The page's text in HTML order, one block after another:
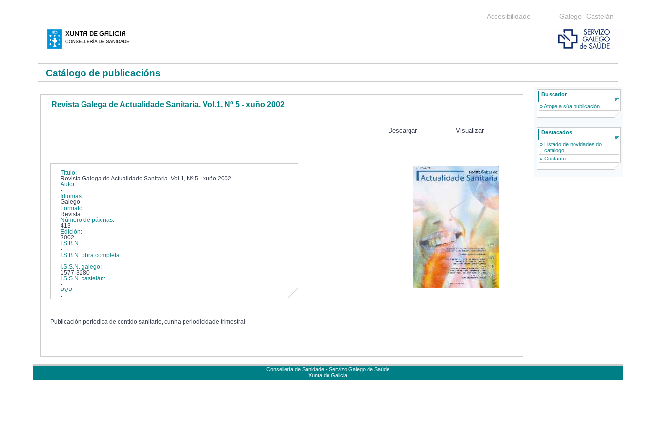
Accesibilidade Galego Castelán
Catálogo de publicacións
Revista Galega de Actualidade Sanitaria. Vol.1, Nº 5 - xuño 2002
Visualizar
Descargar
Título:
Revista Galega de Actualidade Sanitaria. Vol.1, Nº 5 - xuño 2002
Autor:
-
Idiomas:
Galego
Formato:
Revista
Número de páxinas:
413
Edición:
2002
I.S.B.N.:
-
I.S.B.N. obra completa:
-
I.S.S.N. galego:
1577-3280
I.S.S.N. castelán:
-
PVP:
-
Publicación periódica de contido sanitario, cunha periodicidade trimestral
Buscador
» Atope a súa publicación
Destacados
» Listado de novidades do
catálogo
» Contacto
Consellería de Sanidade - Servizo Galego de Saúde
Xunta de Galicia